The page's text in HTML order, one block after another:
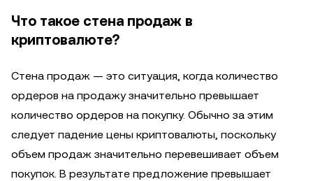
Что такое стена продаж в
криптовалюте?
Стена продаж — это ситуация, когда количество
ордеров на продажу значительно превышает
количество ордеров на покупку. Обычно за этим
следует падение цены криптовалюты, поскольку
объем продаж значительно перевешивает объем
покупок. В результате предложение превышает